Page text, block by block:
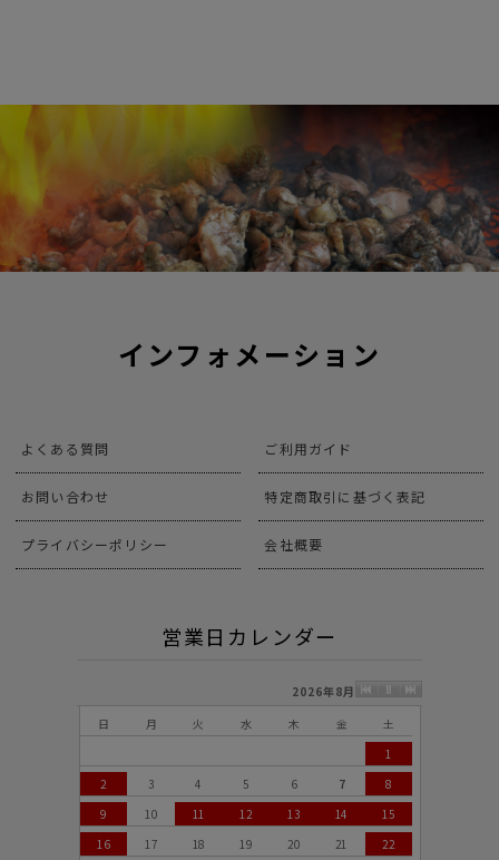
インフォメーション
よくある質問 ご利用ガイド
お問い合わせ 特定商取引に基づく表記
プライバシーポリシー 会社概要
営業日カレンダー
2026年8月
日
月 火 水 木 金
土
1
2
3 4 5 6 7
8
9
10 11 12 13 14
15
16
17 18 19 20 21 22